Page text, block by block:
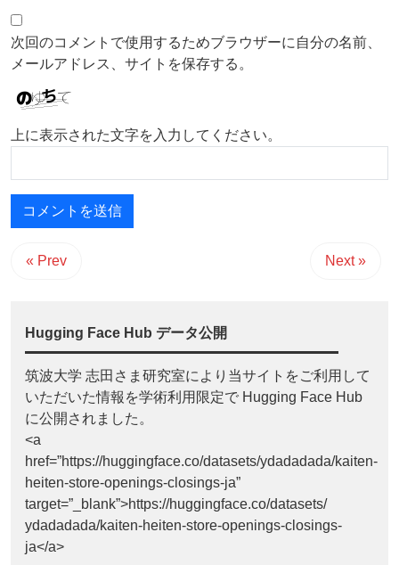
次回のコメントで使用するためブラウザーに自分の名前、
メールアドレス、サイトを保存する。
上に表示された文字を入力してください。
« Prev Next »
Hugging Face Hub データ公開
筑波大学 志田さま研究室により当サイトをご利用して
いただいた情報を学術利用限定で Hugging Face Hub
に公開されました。
<a
href=”https://huggingface.co/datasets/ydadadada/kaiten-
heiten-store-openings-closings-ja”
target=”_blank”>https://huggingface.co/datasets/
ydadadada/kaiten-heiten-store-openings-closings-
ja</a>